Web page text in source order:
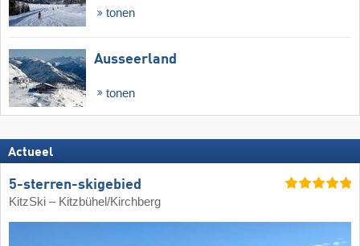
tonen
Ausseerland
tonen
Actueel
5-sterren-skigebied
KitzSki – Kitzbühel/​Kirchberg